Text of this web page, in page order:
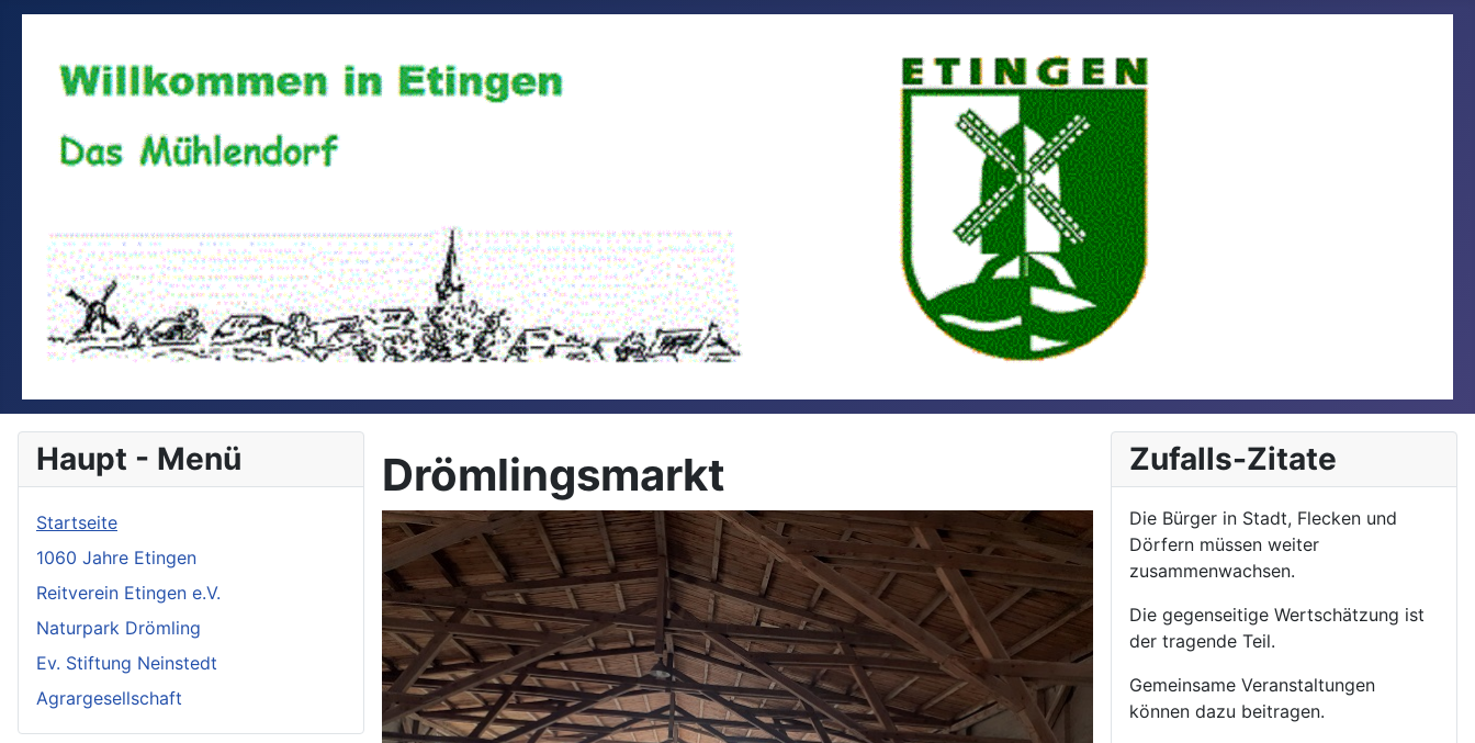
Haupt - Menü
Startseite
1060 Jahre Etingen
Reitverein Etingen e.V.
Naturpark Drömling
Ev. Stiftung Neinstedt
Agrargesellschaft
Drömlingsmarkt Zufalls-Zitate
Die Bürger in Stadt, Flecken und
Dörfern müssen weiter
zusammenwachsen.
Die gegenseitige Wertschätzung ist
der tragende Teil.
Gemeinsame Veranstaltungen
können dazu beitragen.